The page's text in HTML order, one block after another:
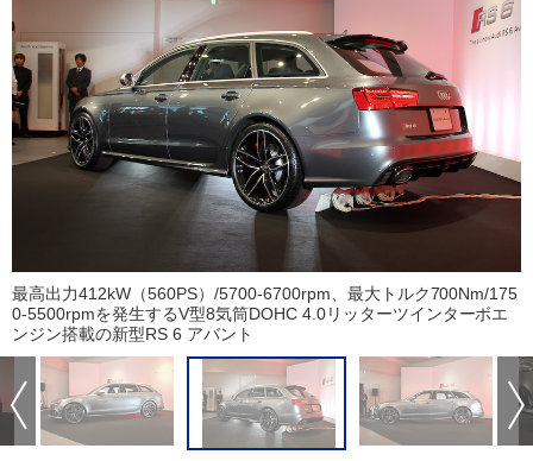
最高出力412kW（560PS）/5700-6700rpm、最大トルク700Nm/175
0-5500rpmを発生するV型8気筒DOHC 4.0リッターツインターボエ
ンジン搭載の新型RS 6 アバント